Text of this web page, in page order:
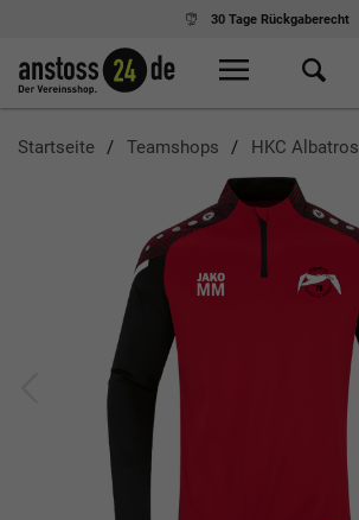
30 Tage Rückgaberecht
Startseite Teamshops HKC Albatros